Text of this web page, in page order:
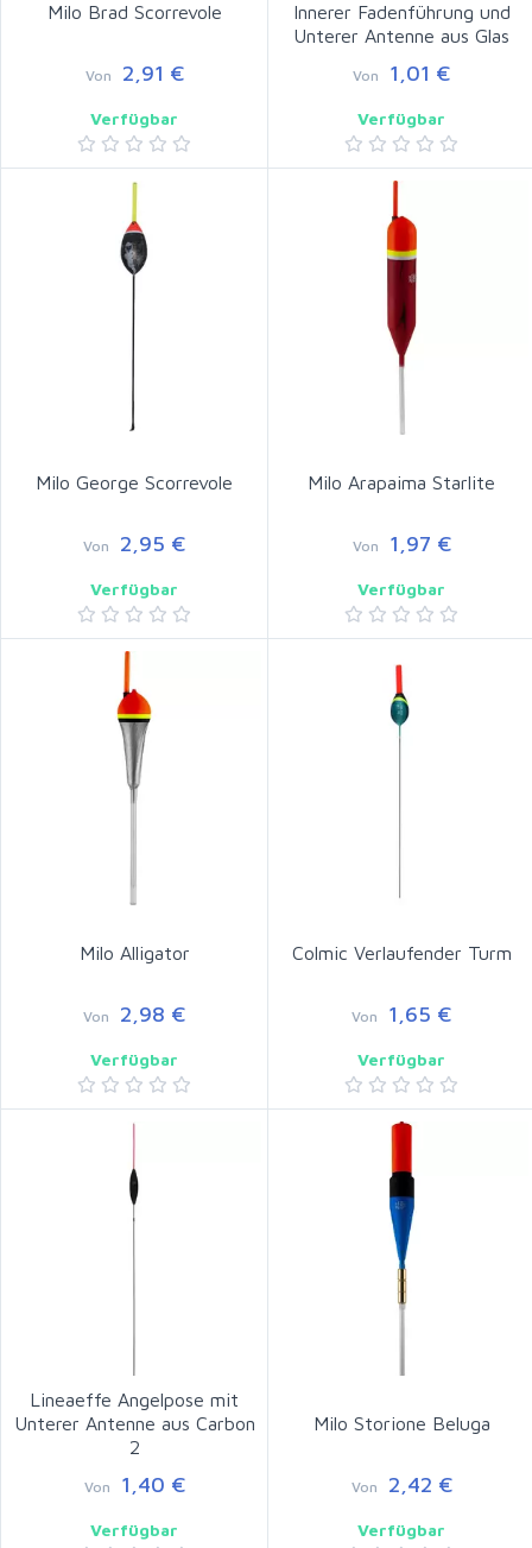
Milo Brad Scorrevole
Von 2,91 €
Verfügbar
Innerer Fadenführung und
Unterer Antenne aus Glas
Von 1,01 €
Verfügbar
Milo George Scorrevole
Von 2,95 €
Verfügbar
Milo Arapaima Starlite
Von 1,97 €
Verfügbar
Milo Alligator
Von 2,98 €
Verfügbar
Colmic Verlaufender Turm
Von 1,65 €
Verfügbar
Lineaeffe Angelpose mit
Unterer Antenne aus Carbon
2
Von 1,40 €
Verfügbar
Milo Storione Beluga
Von 2,42 €
Verfügbar